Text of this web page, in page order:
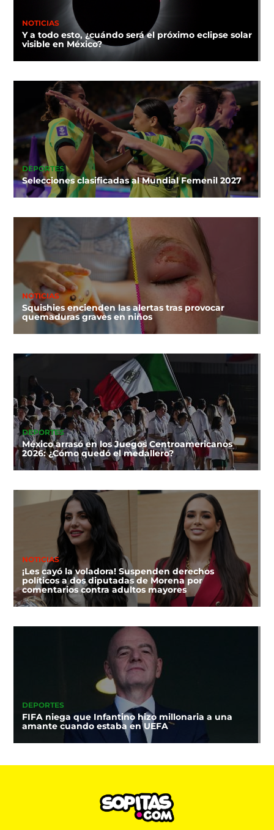
NOTICIAS
Y a todo esto, ¿cuándo será el próximo eclipse solar
visible en México?
DEPORTES
Selecciones clasificadas al Mundial Femenil 2027
NOTICIAS
Squishies encienden las alertas tras provocar
quemaduras graves en niños
DEPORTES
México arrasó en los Juegos Centroamericanos
2026: ¿Cómo quedó el medallero?
NOTICIAS
¡Les cayó la voladora! Suspenden derechos
políticos a dos diputadas de Morena por
comentarios contra adultos mayores
DEPORTES
FIFA niega que Infantino hizo millonaria a una
amante cuando estaba en UEFA